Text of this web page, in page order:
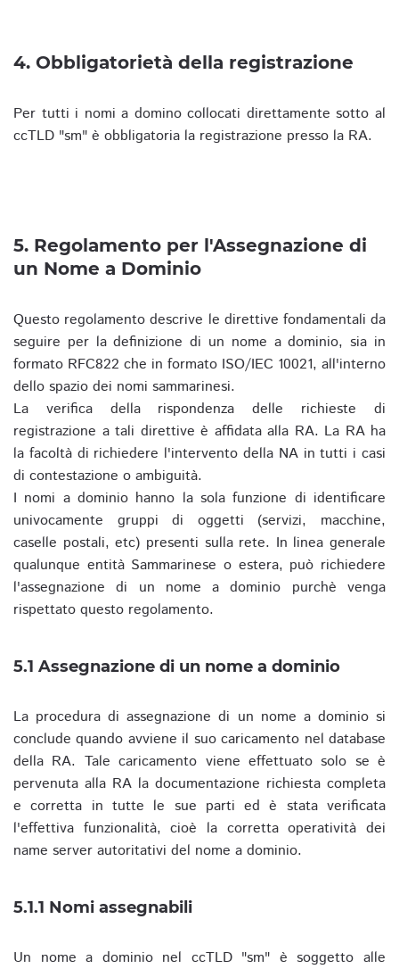
4. Obbligatorietà della registrazione
Per tutti i nomi a domino collocati direttamente sotto al
ccTLD "sm" è obbligatoria la registrazione presso la RA.
5. Regolamento per l'Assegnazione di
un Nome a Dominio
Questo regolamento descrive le direttive fondamentali da
seguire per la definizione di un nome a dominio, sia in
formato RFC822 che in formato ISO/IEC 10021, all'interno
dello spazio dei nomi sammarinesi.
La verifica della rispondenza delle richieste di
registrazione a tali direttive è affidata alla RA. La RA ha
la facoltà di richiedere l'intervento della NA in tutti i casi
di contestazione o ambiguità.
I nomi a dominio hanno la sola funzione di identificare
univocamente gruppi di oggetti (servizi, macchine,
caselle postali, etc) presenti sulla rete. In linea generale
qualunque entità Sammarinese o estera, può richiedere
l'assegnazione di un nome a dominio purchè venga
rispettato questo regolamento.
5.1 Assegnazione di un nome a dominio
La procedura di assegnazione di un nome a dominio si
conclude quando avviene il suo caricamento nel database
della RA. Tale caricamento viene effettuato solo se è
pervenuta alla RA la documentazione richiesta completa
e corretta in tutte le sue parti ed è stata verificata
l'effettiva funzionalità, cioè la corretta operatività dei
name server autoritativi del nome a dominio.
5.1.1 Nomi assegnabili
Un nome a dominio nel ccTLD "sm" è soggetto alle